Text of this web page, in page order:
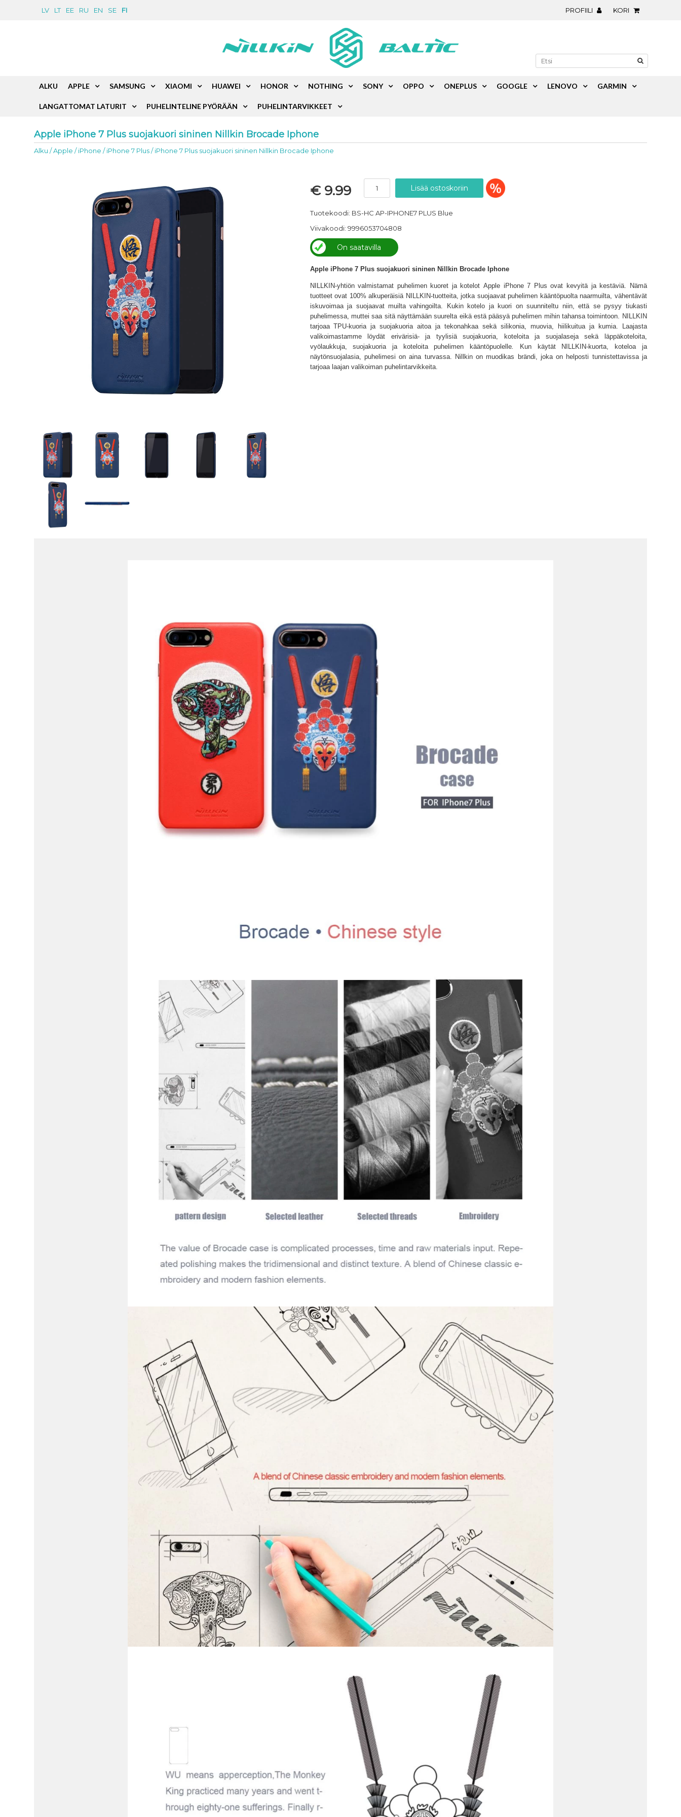
LV LT EE RU EN SE FI PROFIILI KORI
Apple iPhone 7 Plus suojakuori sininen Nillkin Brocade Iphone
Alku /Apple /iPhone /iPhone 7 Plus/iPhone 7 Plus suojakuori sininen Nillkin Brocade Iphone
€ 9.99
Tuotekoodi: BS-HC AP-IPHONE7 PLUS Blue
Viivakoodi: 9996053704808
On saatavilla
Apple iPhone 7 Plus suojakuori sininen Nillkin Brocade Iphone
NILLKIN-yhtiön valmistamat puhelimen kuoret ja kotelot Apple iPhone 7 Plus ovat kevyitä ja kestäviä. Nämä
tuotteet ovat 100% alkuperäisiä NILLKIN-tuotteita, jotka suojaavat puhelimen kääntöpuolta naarmuilta, vähentävät
iskuvoimaa ja suojaavat muilta vahingoilta. Kukin kotelo ja kuori on suunniteltu niin, että se pysyy tiukasti
puhelimessa, muttei saa sitä näyttämään suurelta eikä estä pääsyä puhelimen mihin tahansa toimintoon. NILLKIN
tarjoaa TPU-kuoria ja suojakuoria aitoa ja tekonahkaa sekä silikonia, muovia, hiilikuitua ja kumia. Laajasta
valikoimastamme löydät erivärisiä- ja tyylisiä suojakuoria, koteloita ja suojalaseja sekä läppäkoteloita,
vyölaukkuja, suojakuoria ja koteloita puhelimen kääntöpuolelle. Kun
käytät NILLKIN-kuorta, koteloa ja
näytönsuojalasia, puhelimesi on aina turvassa. Nillkin on muodikas brändi, joka on helposti tunnistettavissa ja
tarjoaa laajan valikoiman puhelintarvikkeita.
ALKU APPLE SAMSUNG XIAOMI HUAWEI HONOR NOTHING SONY OPPO ONEPLUS GOOGLE LENOVO GARMIN
LANGATTOMAT LATURIT PUHELINTELINE PYÖRÄÄN PUHELINTARVIKKEET